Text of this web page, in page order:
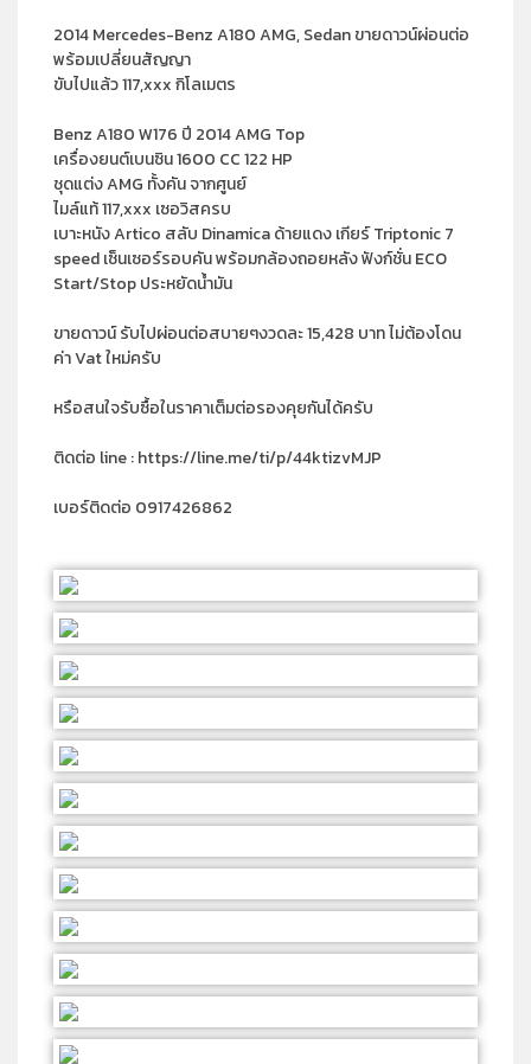
2014 Mercedes-Benz A180 AMG, Sedan ขายดาวน์ผ่อนต่อ
พร้อมเปลี่ยนสัญญา
ขับไปแล้ว 117,xxx กิโลเมตร
Benz A180 W176 ปี 2014 AMG Top
เครื่องยนต์เบนซิน 1600 CC 122 HP
ชุดแต่ง AMG ทั้งคัน จากศูนย์
ไมล์แท้ 117,xxx เซอวิสครบ
เบาะหนัง Artico สลับ Dinamica ด้ายแดง เกียร์ Triptonic 7
speed เซ็นเซอร์รอบคัน พร้อมกล้องถอยหลัง ฟังก์ชั่น ECO
Start/Stop ประหยัดน้ำมัน
ขายดาวน์ รับไปผ่อนต่อสบายๆงวดละ 15,428 บาท ไม่ต้องโดน
ค่า Vat ใหม่ครับ
หรือสนใจรับซื้อในราคาเต็มต่อรองคุยกันได้ครับ
ติดต่อ line : https://line.me/ti/p/44ktizvMJP
เบอร์ติดต่อ 0917426862